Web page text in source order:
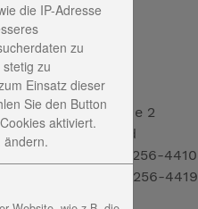
Kontakt
Marco Achard
Industriestraße 2
07318 Saalfeld
Tel.: 03671 - 5256-4410
Fax: 03671 - 5256-4419
die IP-Adresse
zu
zu
Einsatz dieser
Sie den Button
aktiviert.
ändern.